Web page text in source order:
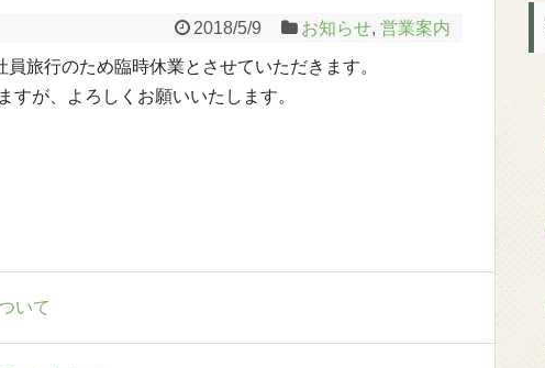
2018/5/9 お知らせ, 営業案内
旅行のため臨時休業とさせていただきます。
すが、よろしくお願いいたします。
いて